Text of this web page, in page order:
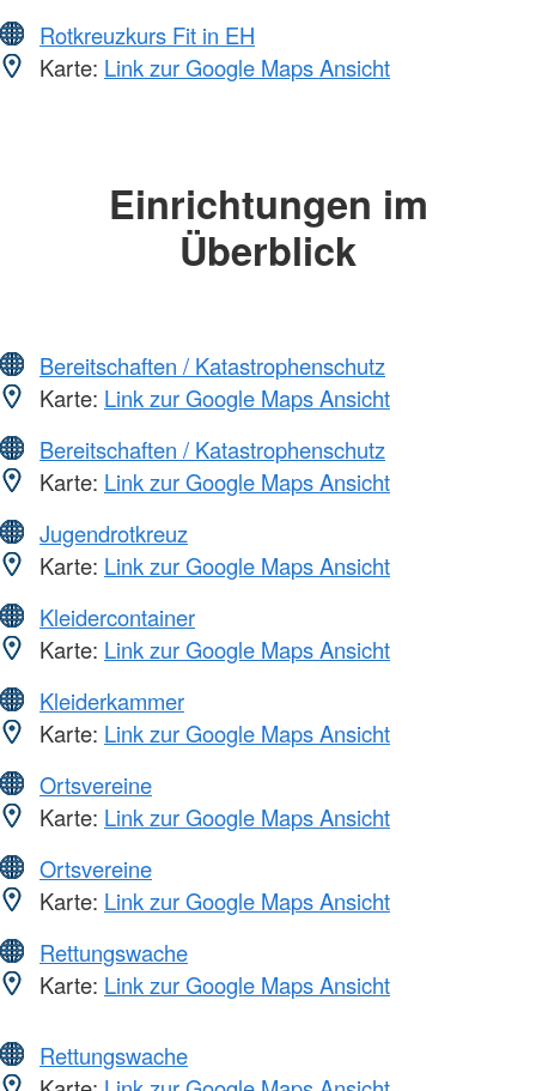
Rotkreuzkurs Fit in EH
Karte: Link zur Google Maps Ansicht
Einrichtungen im
Überblick
Bereitschaften / Katastrophenschutz
Karte: Link zur Google Maps Ansicht
Bereitschaften / Katastrophenschutz
Karte: Link zur Google Maps Ansicht
Jugendrotkreuz
Karte: Link zur Google Maps Ansicht
Kleidercontainer
Karte: Link zur Google Maps Ansicht
Kleiderkammer
Karte: Link zur Google Maps Ansicht
Ortsvereine
Karte: Link zur Google Maps Ansicht
Ortsvereine
Karte: Link zur Google Maps Ansicht
Rettungswache
Karte: Link zur Google Maps Ansicht
Rettungswache